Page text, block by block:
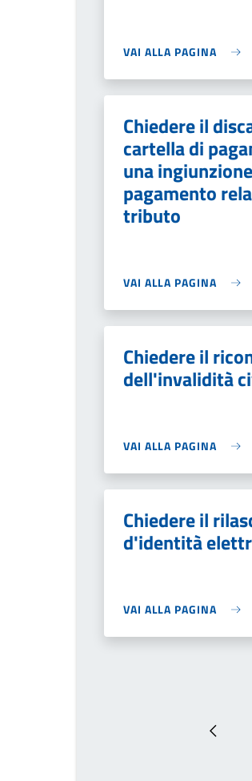
VAI ALLA PAGINA
Chiedere il
cartella di
una
pagamento
tributo
VAI ALLA PAGINA
Chiedere il
dell'invalidità
VAI ALLA PAGINA
Chiedere il
d'identità
VAI ALLA PAGINA